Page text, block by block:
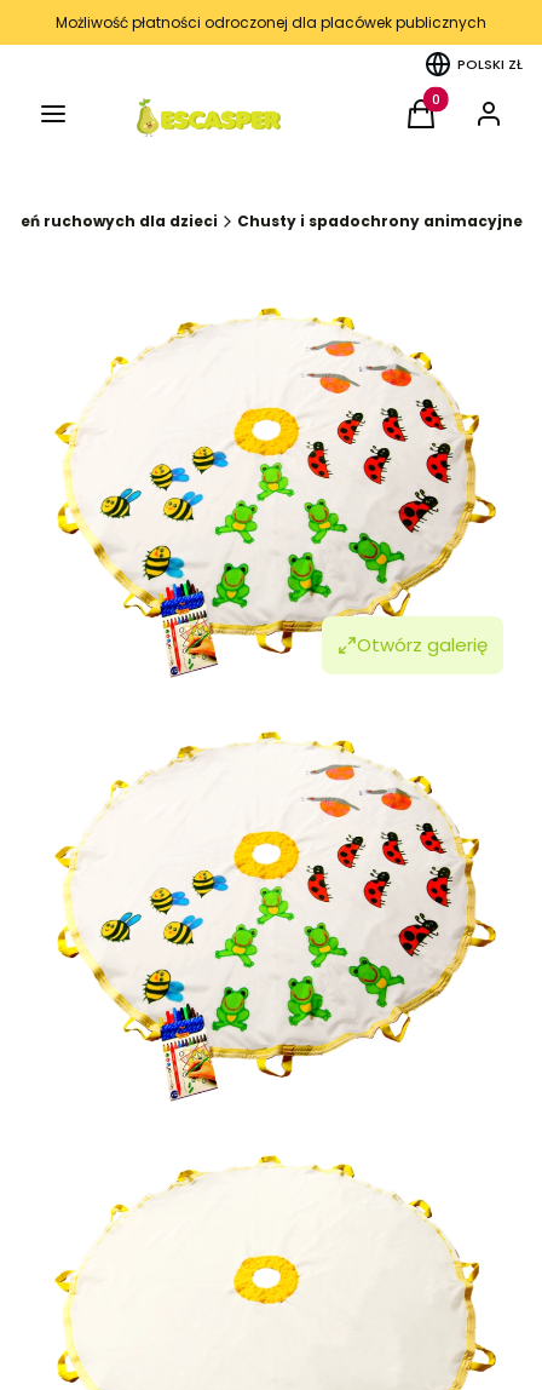
Możliwość płatności odroczonej dla placówek publicznych
POLSKI ZŁ
Menu Produkty w
Koszyk Zaloguj
ruchowych dla dzieci Chusty i spadochrony animacyjne
Otwórz galerię